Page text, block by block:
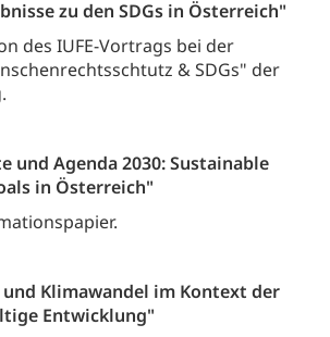
zu den SDGs in Österreich"
des IUFE-Vortrags bei der
& SDGs" der
und Agenda 2030: Sustainable
in Österreich"
Klimawandel im Kontext der
Entwicklung"